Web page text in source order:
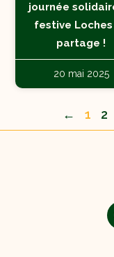
journée
festive Loches
partage !
20 mai 2025
← 1 2